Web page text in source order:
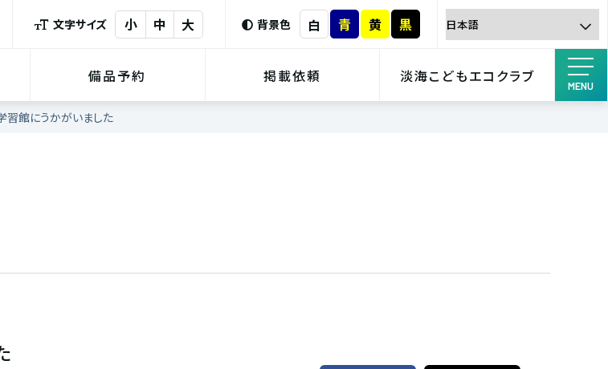
文字サイズ 小 中 大 背景色 白 青 黄 黒
備品予約 掲載依頼 淡海こどもエコクラブ
MENU
習館にうかがいました